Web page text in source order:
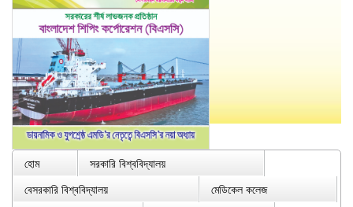
হোম
সরকারি বিশ্ববিদ্যালয়
বেসরকারি বিশ্ববিদ্যালয়
মেডিকেল কলেজ